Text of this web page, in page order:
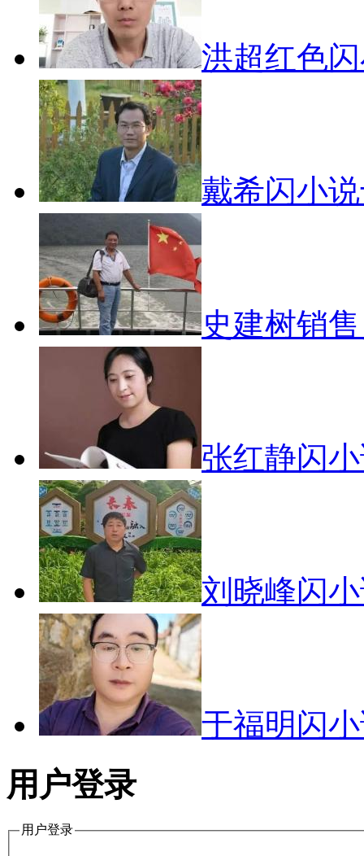
洪超红色
戴希闪小
史建树销
张红静闪
刘晓峰闪
于福明闪
用户登录
用户登录